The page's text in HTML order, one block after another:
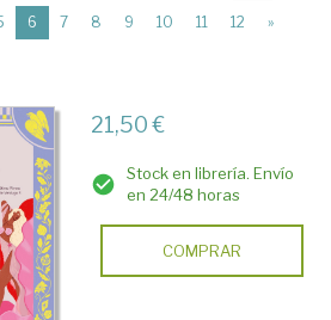
6 (current)
7 8 9 10 11 12 »
21,50 €
Stock en librería. Envío
en 24/48 horas
COMPRAR